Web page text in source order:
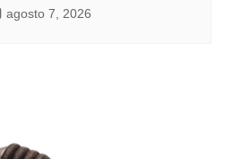
agosto 7, 2026